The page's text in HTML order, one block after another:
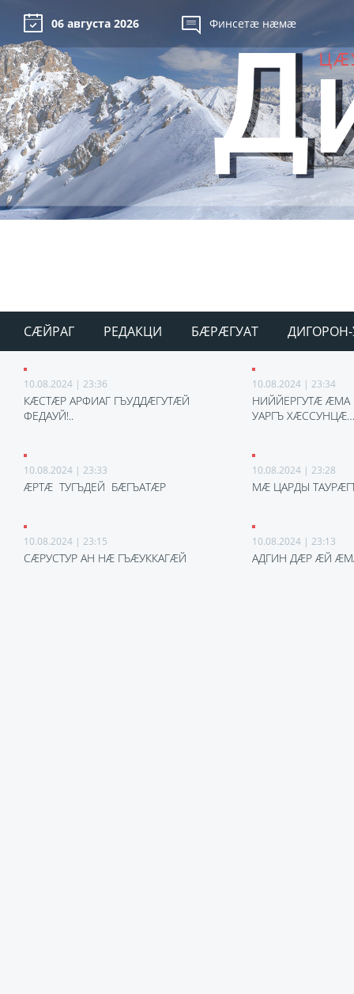
06 августа 2026 Финсетæ нæмæ
СÆЙРАГ РЕДАКЦИ БÆРÆГУАТ ДИГОРОН-
10.08.2024 | 23:36
КÆСТÆР АРФИАГ ГЪУДДÆГУТÆЙ
ФЕДАУЙ!..
10.08.2024 | 23:34
НИЙЙЕРГУТÆ
УАРГЪ
10.08.2024 | 23:33
ÆРТÆ ТУГЪДЕЙ БÆГЪАТÆР
10.08.2024 | 23:28
МÆ ЦАРДЫ
10.08.2024 | 23:15
СÆРУСТУР АН НÆ ГЪÆУККАГÆЙ
10.08.2024 | 23:13
АДГИН ДÆР ÆЙ